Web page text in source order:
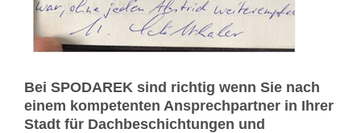
Bei SPODAREK sind richtig wenn Sie nach
einem kompetenten Ansprechpartner in Ihrer
Stadt für Dachbeschichtungen und